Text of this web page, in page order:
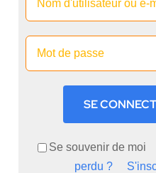
SE
Se souvenir de moi
perdu ?